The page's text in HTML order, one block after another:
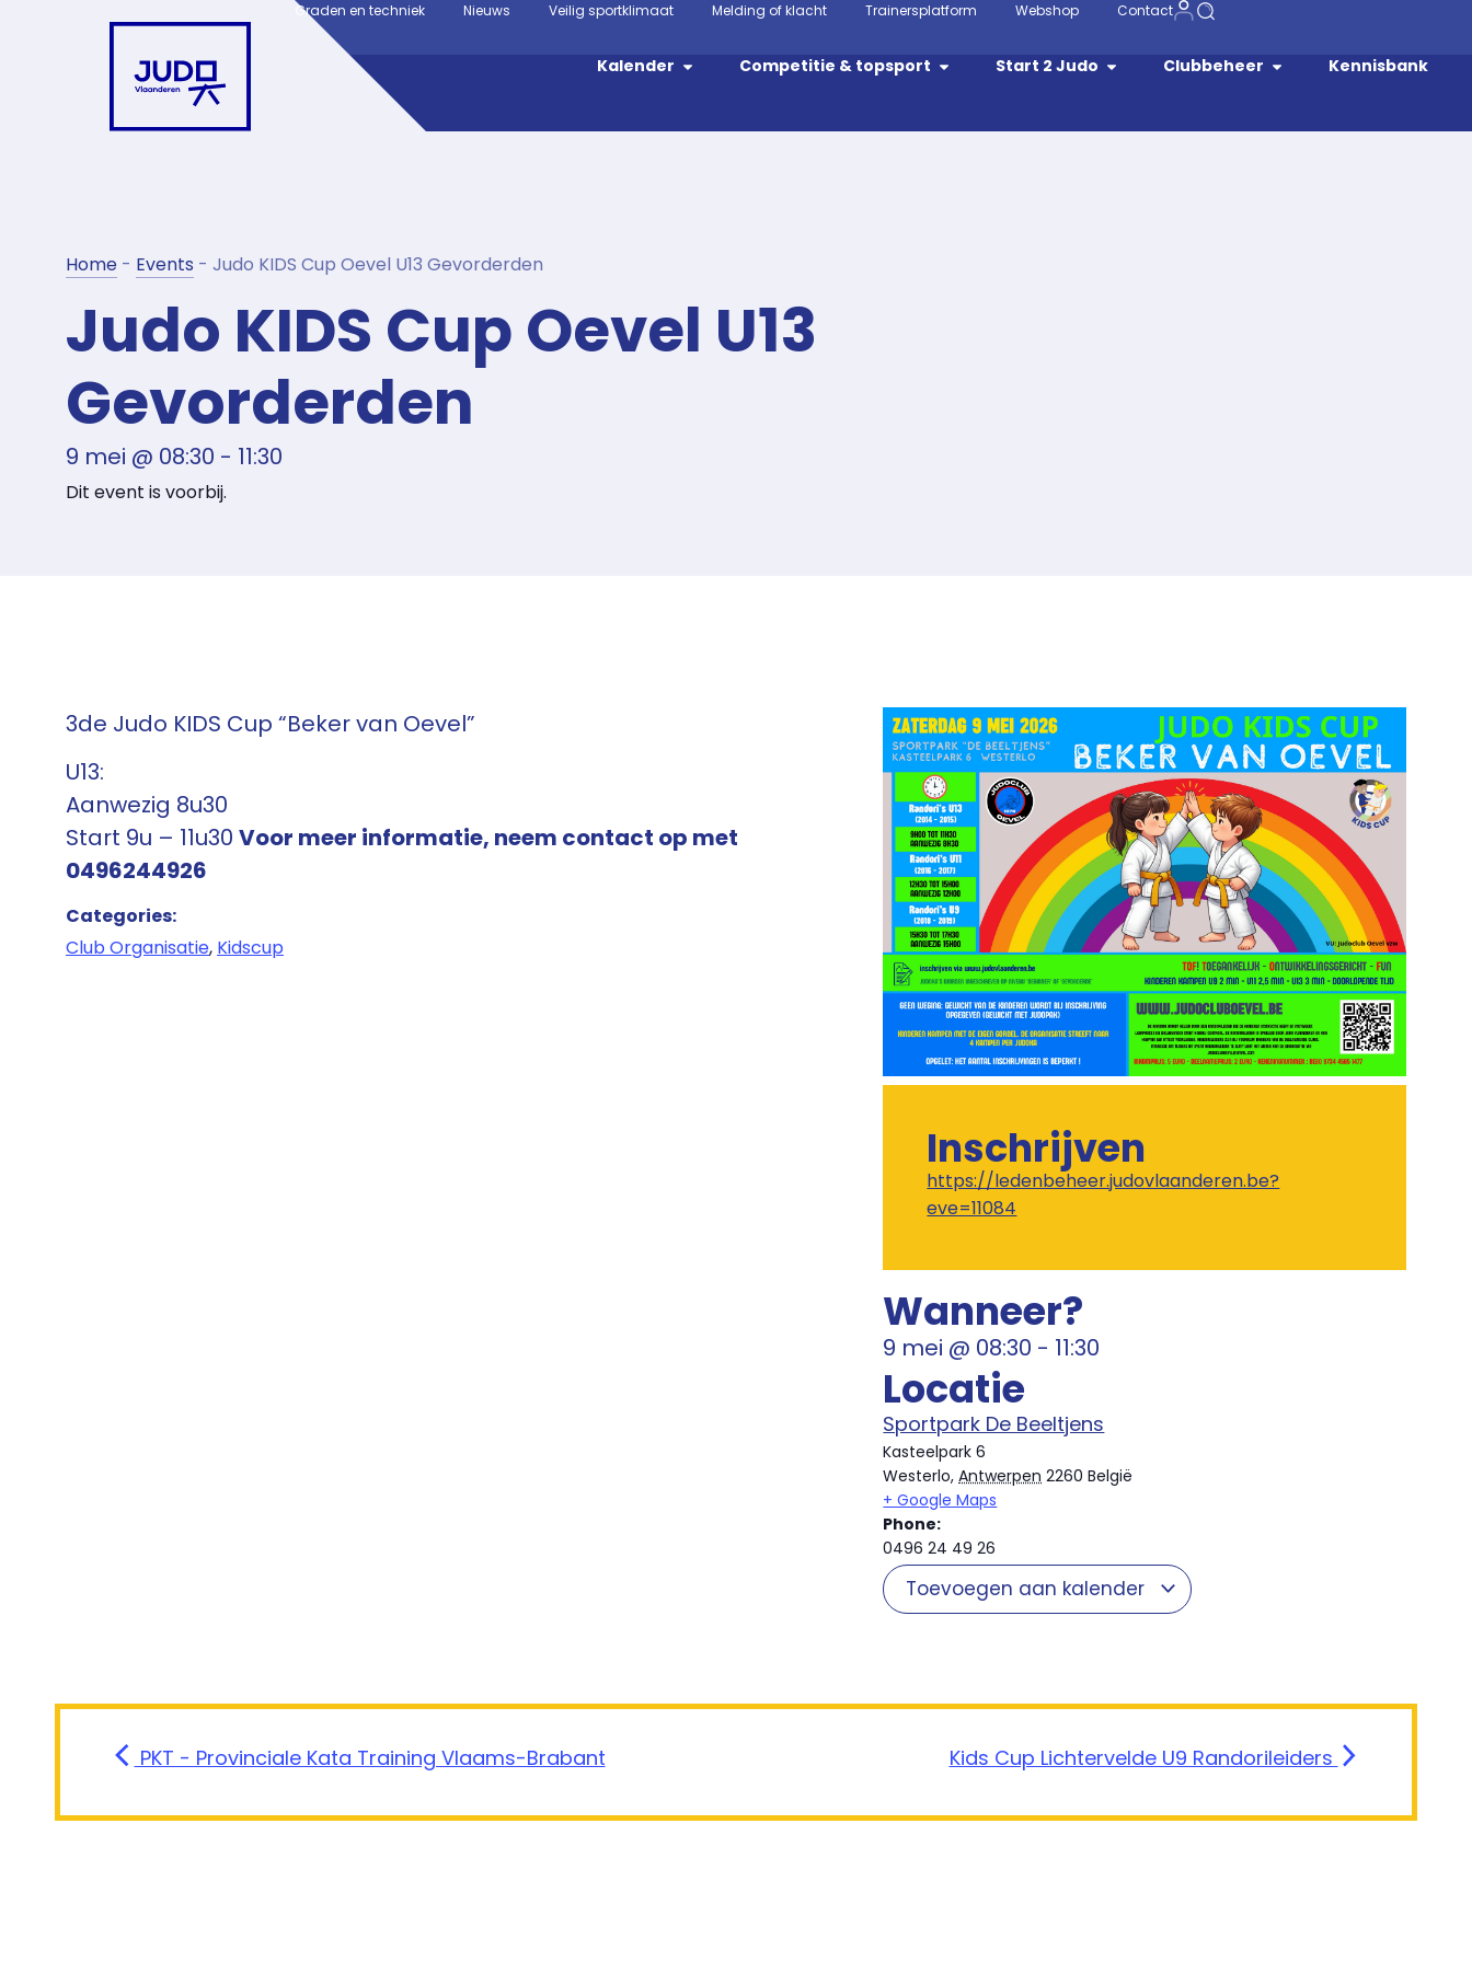
Graden en techniek Nieuws Veilig sportklimaat Melding of klacht Trainersplatform Webshop Contact
Kalender Competitie & topsport Start 2 Judo Clubbeheer Kennisbank
Home - Events - Judo KIDS Cup Oevel U13 Gevorderden
Judo KIDS Cup Oevel U13
Gevorderden
9 mei @ 08:30 - 11:30
Dit event is voorbij.
3de Judo KIDS Cup “Beker van Oevel”
U13:
Aanwezig 8u30
Start 9u – 11u30 Voor meer informatie, neem contact op met
0496244926
Categories:
Club Organisatie, Kidscup
Inschrijven
https://ledenbeheer.judovlaanderen.be?
eve=11084
Wanneer?
9 mei @ 08:30 - 11:30
Locatie
Sportpark De Beeltjens
Kasteelpark 6
Westerlo, Antwerpen 2260 België
+ Google Maps
Phone:
0496 24 49 26
Toevoegen aan kalender
PKT - Provinciale Kata Training Vlaams-Brabant Kids Cup Lichtervelde U9 Randorileiders